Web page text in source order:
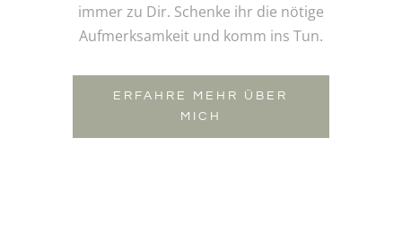
immer zu Dir. Schenke ihr die nötige
Aufmerksamkeit und komm ins Tun.
ERFAHRE MEHR ÜBER
MICH